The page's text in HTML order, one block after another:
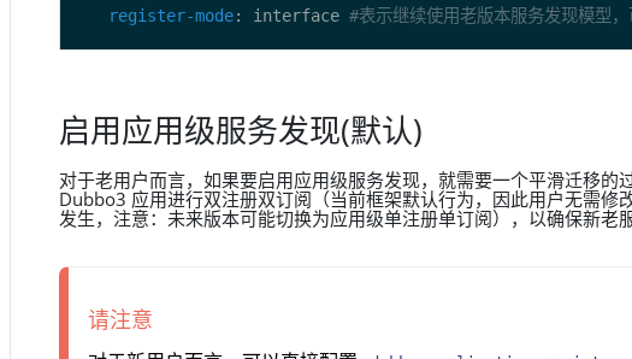
register-mode: interface #表示继续使用老版本服务发现模
启用应用级服务发现(默认)
对于老用户而言，如果要启用应用级服务发现，就需要一个平滑迁移的
Dubbo3 应用进行双注册双订阅（当前框架默认行为，因此用户无需修
发生，注意：未来版本可能切换为应用级单注册单订阅），以确保新老
请注意